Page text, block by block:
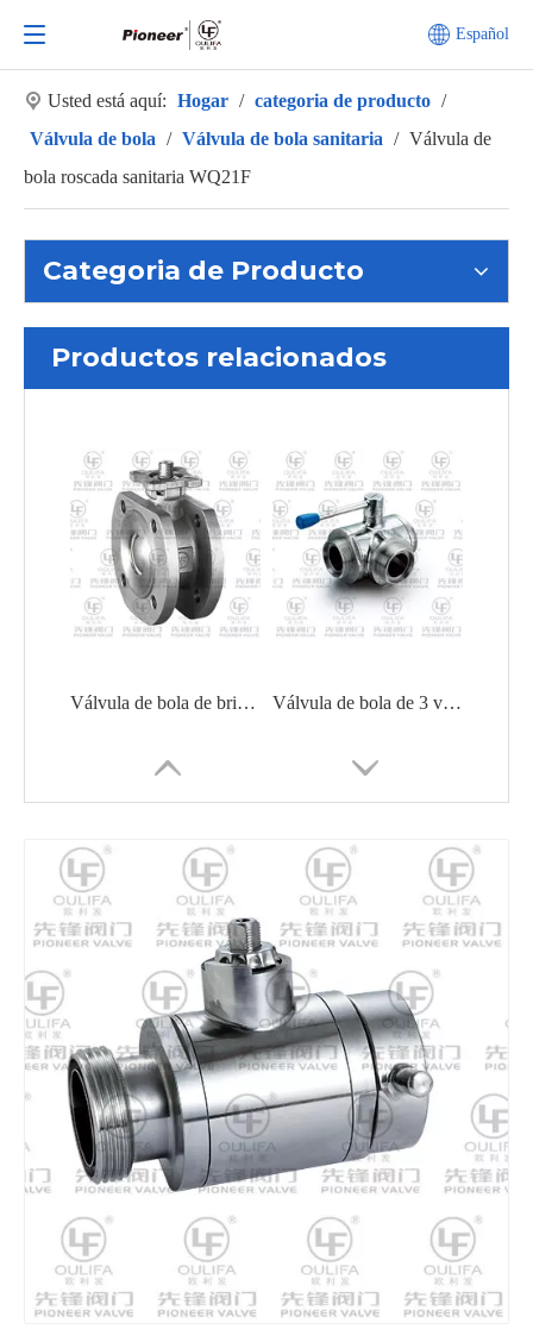
Español
Usted está aquí: Hogar / categoria de producto /
Válvula de bola / Válvula de bola sanitaria / Válvula de
bola roscada sanitaria WQ21F
Categoria de Producto
Productos relacionados
Válvula de bola de brida sanitaria llena de cavidad WPSQ72F Válvula de bola de 3 vías roscada sanitaria WQ25F
Válvula de bola sanitaria llena de cavidad Válvula de bola sanitaria llena de cavidad WQ61F